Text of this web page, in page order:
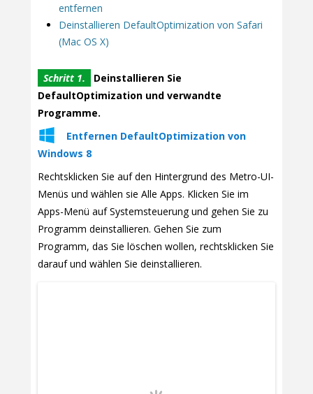
entfernen
Deinstallieren DefaultOptimization von Safari
(Mac OS X)
Schritt 1.
Deinstallieren Sie
DefaultOptimization und verwandte
Programme.
Entfernen DefaultOptimization von
Windows 8
Rechtsklicken Sie auf den Hintergrund des Metro-UI-
Menüs und wählen sie Alle Apps. Klicken Sie im
Apps-Menü auf Systemsteuerung und gehen Sie zu
Programm deinstallieren. Gehen Sie zum
Programm, das Sie löschen wollen, rechtsklicken Sie
darauf und wählen Sie deinstallieren.